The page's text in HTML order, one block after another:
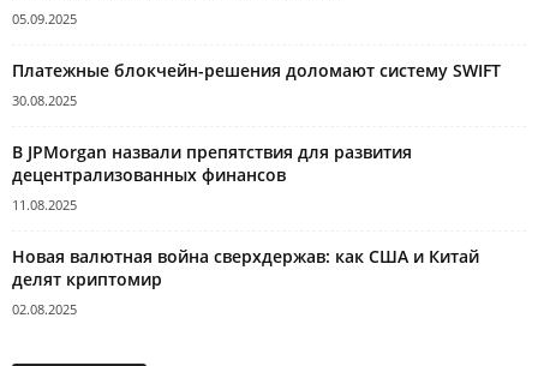
05.09.2025
Платежные блокчейн-решения доломают систему SWIFT
30.08.2025
В JPMorgan назвали препятствия для развития
децентрализованных финансов
11.08.2025
Новая валютная война сверхдержав: как США и Китай
делят криптомир
02.08.2025